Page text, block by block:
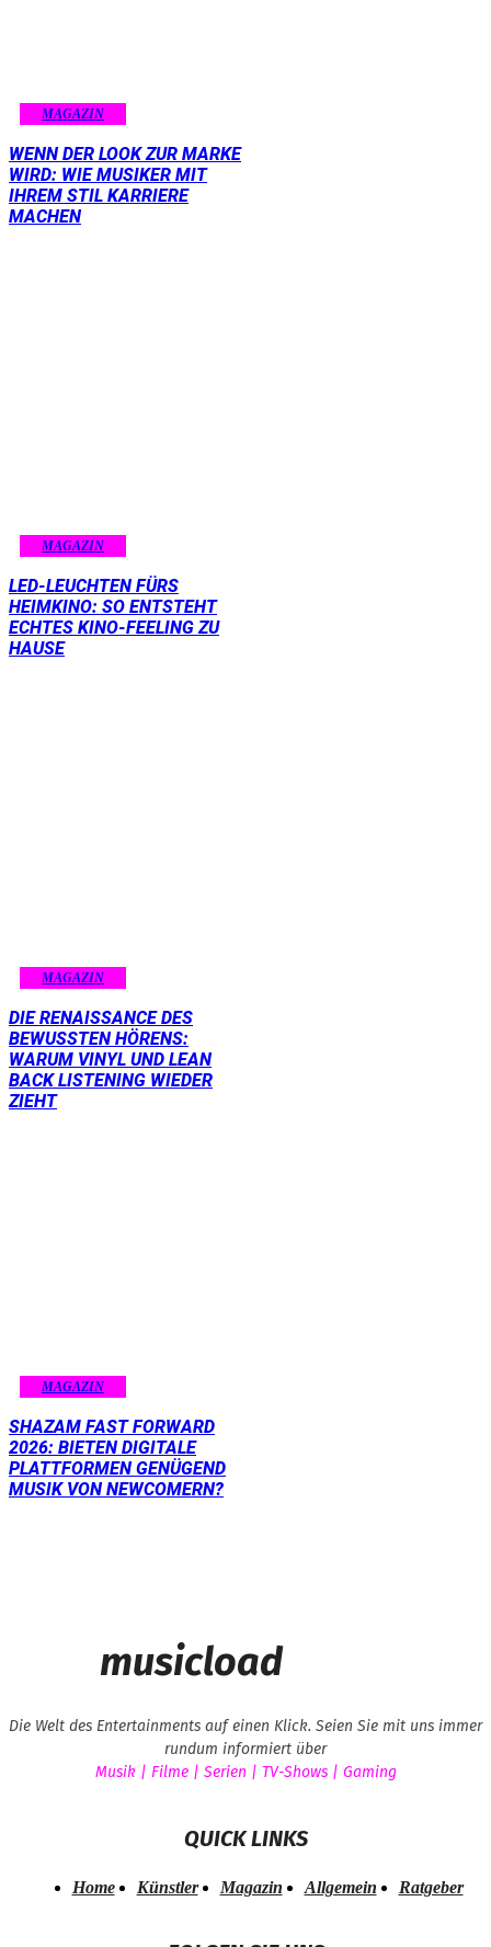
MAGAZIN
WENN DER LOOK ZUR MARKE
WIRD: WIE MUSIKER MIT
IHREM STIL KARRIERE
MACHEN
MAGAZIN
LED-LEUCHTEN FÜRS
HEIMKINO: SO ENTSTEHT
ECHTES KINO-FEELING ZU
HAUSE
MAGAZIN
DIE RENAISSANCE DES
BEWUSSTEN HÖRENS:
WARUM VINYL UND LEAN
BACK LISTENING WIEDER
ZIEHT
MAGAZIN
SHAZAM FAST FORWARD
2026: BIETEN DIGITALE
PLATTFORMEN GENÜGEND
MUSIK VON NEWCOMERN?
musicload
Die Welt des Entertainments auf einen Klick. Seien Sie mit uns immer
rundum informiert über
Musik | Filme | Serien | TV-Shows | Gaming
QUICK LINKS
Home Künstler Magazin Allgemein Ratgeber